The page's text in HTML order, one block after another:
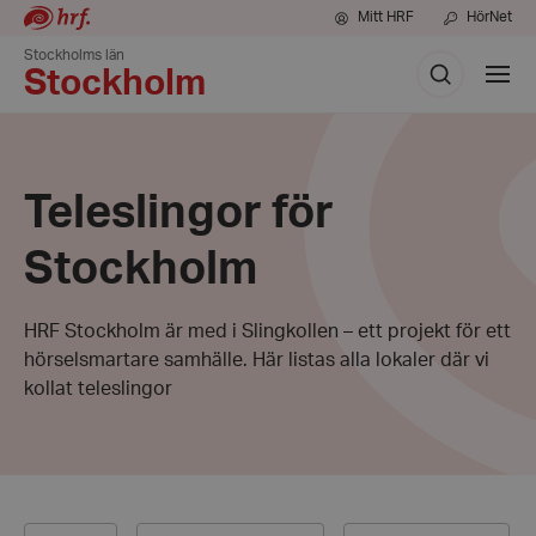
Mitt HRF HörNet
Stockholms län
Stockholm
Sök
Visa
meny
Teleslingor för
Stockholm
HRF Stockholm är med i Slingkollen – ett projekt för ett
hörselsmartare samhälle. Här listas alla lokaler där vi
kollat teleslingor